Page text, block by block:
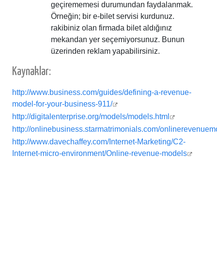
geçirememesi durumundan faydalanmak.
Örneğin; bir e-bilet servisi kurdunuz.
rakibiniz olan firmada bilet aldığınız
mekandan yer seçemiyorsunuz. Bunun
üzerinden reklam yapabilirsiniz.
Kaynaklar:
http://www.business.com/guides/defining-a-revenue-
model-for-your-business-911/
http://digitalenterprise.org/models/models.html
http://onlinebusiness.starmatrimonials.com/
http://www.davechaffey.com/Internet-Marketing/C2-
Internet-micro-environment/Online-revenue-models